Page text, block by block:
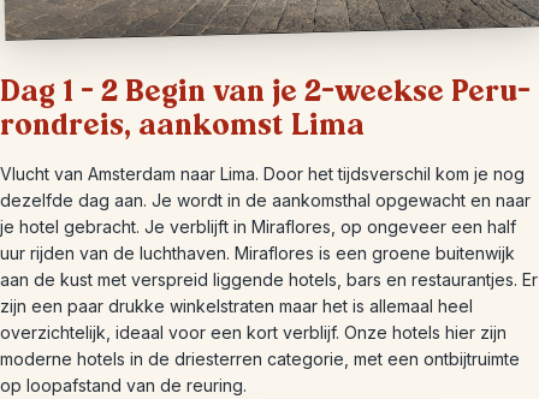
Dag 1 – 2 Begin van je 2-weekse Peru-
rondreis, aankomst Lima
Vlucht van Amsterdam naar Lima. Door het tijdsverschil kom je nog
dezelfde dag aan. Je wordt in de aankomsthal opgewacht en naar
je hotel gebracht. Je verblijft in Miraflores, op ongeveer een half
uur rijden van de luchthaven. Miraflores is een groene buitenwijk
aan de kust met verspreid liggende hotels, bars en restaurantjes. Er
zijn een paar drukke winkelstraten maar het is allemaal heel
overzichtelijk, ideaal voor een kort verblijf. Onze hotels hier zijn
moderne hotels in de driesterren categorie, met een ontbijtruimte
op loopafstand van de reuring.